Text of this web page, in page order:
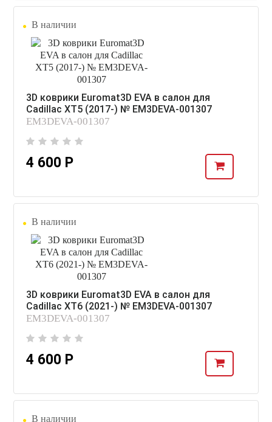
В наличии
3D коврики Euromat3D EVA в салон для
Cadillac XT5 (2017-) № EM3DEVA-001307
EM3DEVA-001307
4 600 Р
В наличии
3D коврики Euromat3D EVA в салон для
Cadillac XT6 (2021-) № EM3DEVA-001307
EM3DEVA-001307
4 600 Р
В наличии